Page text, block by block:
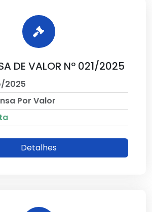
DE VALOR Nº 021/2025
2025
Por Valor
Detalhes